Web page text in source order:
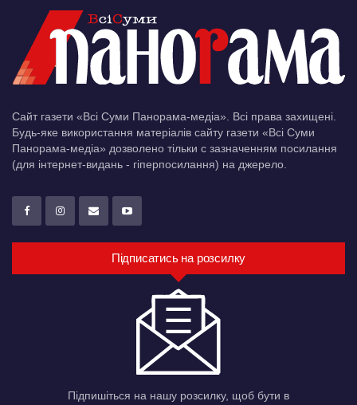
Сайт газети «Всі Суми Панорама-медіа». Всі права захищені.
Будь-яке використання матеріалів сайту газети «Всі Суми
Панорама-медіа» дозволено тільки c зазначенням посилання
(для інтернет-видань - гіперпосилання) на джерело.
Підписатись на розсилку
Підпишіться на нашу розсилку, щоб бути в